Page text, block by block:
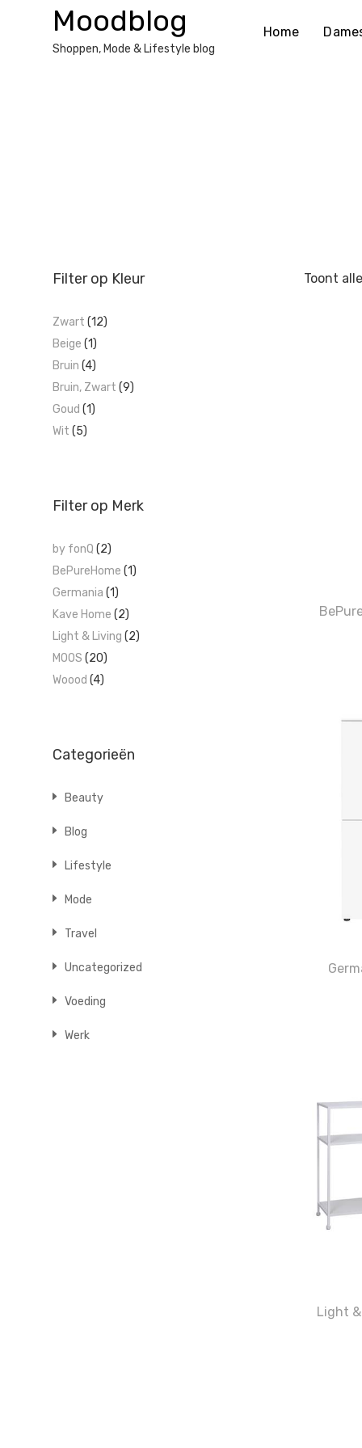
Moodblog
Shoppen, Mode & Lifestyle blog
Home
Toont
Light
Filter op Kleur
Zwart (12)
Beige (1)
Bruin (4)
Bruin, Zwart (9)
Goud (1)
Wit (5)
Filter op Merk
by fonQ (2)
BePureHome (1)
Germania (1)
Kave Home (2)
Light & Living (2)
MOOS (20)
Woood (4)
Categorieën
Beauty
Blog
Lifestyle
Mode
Travel
Uncategorized
Voeding
Werk